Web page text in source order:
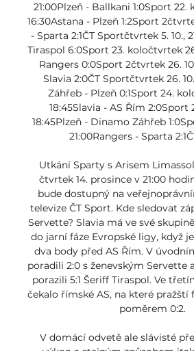
21:00Plzeň - Ballkani 1:0Sport 22.
16:30Astana - Plzeň 1:2Sport
- Sparta 2:1ČT Sportčtvrtek 5. 10.,
Tiraspol 6:0Sport 23. koločtvrtek
Rangers 0:0Sport 2čtvrtek 26.
Slavia 2:0ČT Sportčtvrtek 26.
Záhřeb - Plzeň 0:1Sport 24.
18:45Slavia - AS Řím 2:0Sport
18:45Plzeň - Dinamo Záhřeb
21:00Rangers - Sparta
Utkání Sparty s Arisem
čtvrtek 14. prosince v 21:00
bude dostupný na
televize ČT Sport. Kde sledovat
Servette? Slavia má ve své
do jarní fáze Evropské ligy, když
dva body před AS Řím. V
poradili 2:0 s ženevským Servette
porazili 5:1 Šeriff Tiraspol. Ve
čekalo římské AS, na které
poměrem 0:2.
V domácí odvetě ale slávisté